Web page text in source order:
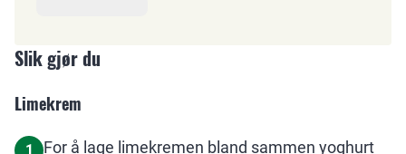
Slik gjør du
Limekrem
1
For å lage limekremen bland sammen yoghurt